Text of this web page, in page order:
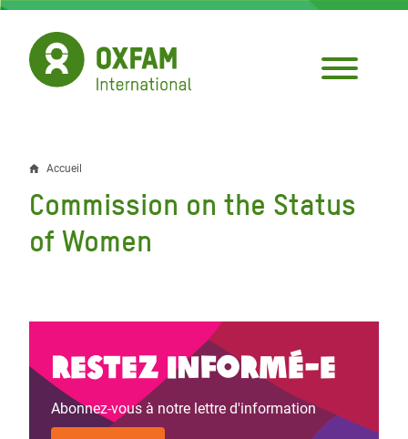
Aller
contenu
principal
Fil
d'Ariane
Accueil
Commission on the Status
of Women
Restez informé-e
Abonnez-vous à notre lettre d'information